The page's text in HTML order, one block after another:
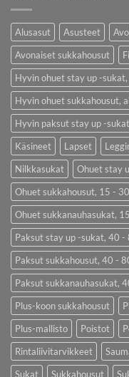
Alusasut Asusteet
Avonaiset sukkahousut
Hyvin ohuet stay up -
Hyvin ohuet sukkahousut,
Hyvin paksut stay up -
Käsineet
Lapset
Nilkkasukat
Ohuet stay
Ohuet sukkahousut, 15 -
Ohuet sukkanauhasukat,
Paksut stay up -sukat, 40 -
Paksut sukkahousut, 40 -
Paksut sukkanauhasukat,
Plus-koon sukkahousut
Plus-mallisto
Poistot
Rintaliivitarvikkeet
Sukat
Sukkahousut